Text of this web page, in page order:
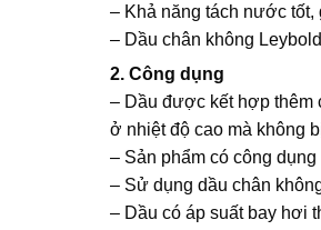
– Khả năng tách nước tốt,
– Dầu chân không
2. Công dụng
– Dầu được kết hợp thêm
ở nhiệt độ cao mà không
– Sản phẩm có công
– Sử dụng dầu chân
– Dầu có áp suất bay hơi